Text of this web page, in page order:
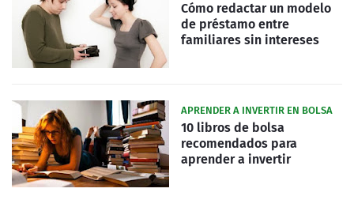
Cómo redactar un modelo
de préstamo entre
familiares sin intereses
APRENDER A INVERTIR EN BOLSA
10 libros de bolsa
recomendados para
aprender a invertir